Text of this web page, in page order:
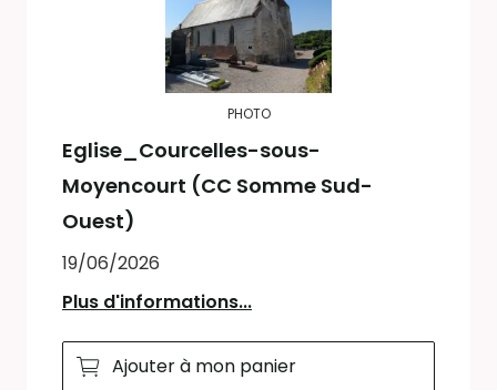
PHOTO
Eglise_Courcelles-sous-
Moyencourt (CC Somme Sud-
Ouest)
19/06/2026
Plus d'informations...
Ajouter à mon panier